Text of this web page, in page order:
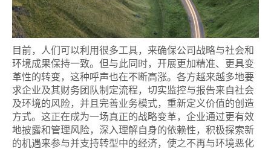
目前，人们可以利用很多工具，来确保公司战略与社会和
环境成果保持一致。但与此同时，开展更加精准、更具变
革性的转变，这种呼声也在不断高涨。各方越来越多地要
求企业及其财务团队制定流程，切实监控与报告来自社会
及环境的风险，并且完善业务模式，重新定义价值的创造
方式。这正在成为一场真正的战略变革，企业通过更有效
地披露和管理风险，深入理解自身的依赖性，积极探索新
的机遇来参与并支持转型中的经济，使之不再与环境恶化